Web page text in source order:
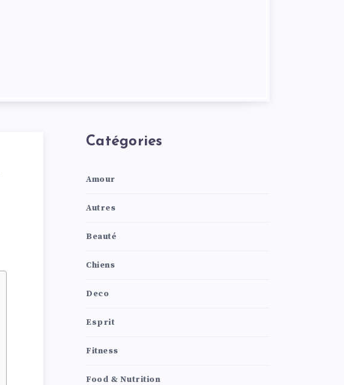
Catégories
Amour
Autres
Beauté
Chiens
Deco
Esprit
Fitness
Food & Nutrition